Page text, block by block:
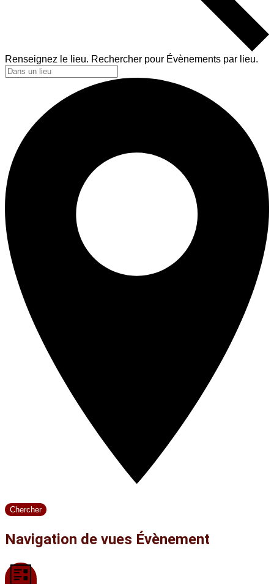
Renseignez le lieu. Rechercher pour Évènements par lieu.
Chercher
Navigation de vues Évènement